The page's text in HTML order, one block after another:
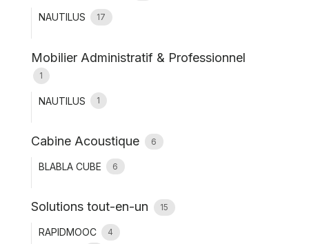
NAUTILUS 17
Mobilier Administratif & Professionnel
1
NAUTILUS 1
Cabine Acoustique 6
BLABLA CUBE 6
Solutions tout-en-un 15
RAPIDMOOC 4